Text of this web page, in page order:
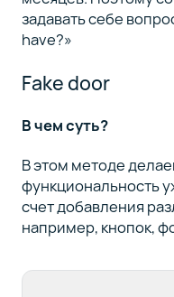
задавать себе
have?»
Fake door
В чем суть?
В этом методе
функциональность
счет добавления
например, кнопок,